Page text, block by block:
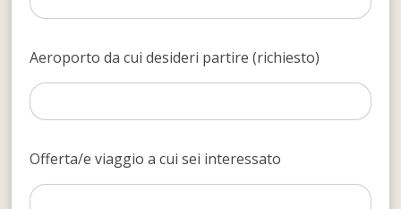
Aeroporto da cui desideri partire (richiesto)
Offerta/e viaggio a cui sei interessato